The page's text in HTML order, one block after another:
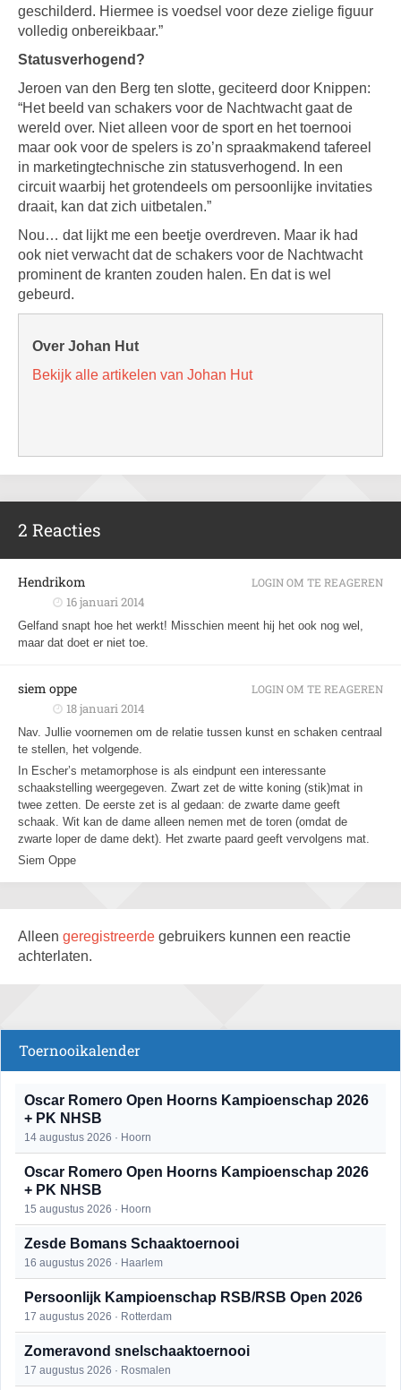
geschilderd. Hiermee is voedsel voor deze zielige figuur
volledig onbereikbaar.”
Statusverhogend?
Jeroen van den Berg ten slotte, geciteerd door Knippen:
“Het beeld van schakers voor de Nachtwacht gaat de
wereld over. Niet alleen voor de sport en het toernooi
maar ook voor de spelers is zo’n spraakmakend tafereel
in marketingtechnische zin statusverhogend. In een
circuit waarbij het grotendeels om persoonlijke invitaties
draait, kan dat zich uitbetalen.”
Nou… dat lijkt me een beetje overdreven. Maar ik had
ook niet verwacht dat de schakers voor de Nachtwacht
prominent de kranten zouden halen. En dat is wel
gebeurd.
Over Johan Hut
Bekijk alle artikelen van Johan Hut
2 Reacties
Hendrikom
16 januari 2014
Gelfand snapt hoe het werkt! Misschien meent hij het ook nog wel,
maar dat doet er niet toe.
LOGIN OM TE REAGEREN
siem oppe
18 januari 2014
Nav. Jullie voornemen om de relatie tussen kunst en schaken centraal
te stellen, het volgende.
In Escher’s metamorphose is als eindpunt een interessante
schaakstelling weergegeven. Zwart zet de witte koning (stik)mat in
twee zetten. De eerste zet is al gedaan: de zwarte dame geeft
schaak. Wit kan de dame alleen nemen met de toren (omdat de
zwarte loper de dame dekt). Het zwarte paard geeft vervolgens mat.
Siem Oppe
LOGIN OM TE REAGEREN
Alleen geregistreerde gebruikers kunnen een reactie
achterlaten.
Toernooikalender
Oscar Romero Open Hoorns Kampioenschap 2026
+ PK NHSB
14 augustus 2026 · Hoorn
Oscar Romero Open Hoorns Kampioenschap 2026
+ PK NHSB
15 augustus 2026 · Hoorn
Zesde Bomans Schaaktoernooi
16 augustus 2026 · Haarlem
Persoonlijk Kampioenschap RSB/RSB Open 2026
17 augustus 2026 · Rotterdam
Zomeravond snelschaaktoernooi
17 augustus 2026 · Rosmalen